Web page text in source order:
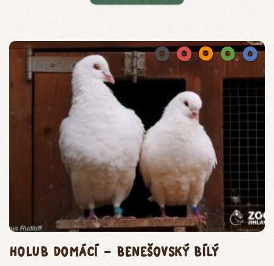
holub domácí – benešovský bílý